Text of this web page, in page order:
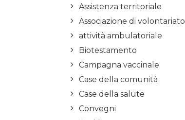
Assistenza territoriale
Associazione di volontariato
attività ambulatoriale
Biotestamento
Campagna vaccinale
Case della comunità
Case della salute
Convegni